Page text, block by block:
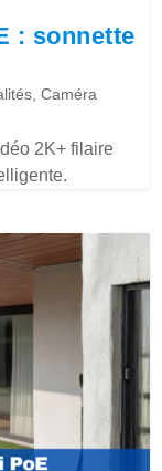
: sonnette
,Caméra
2K+ filaire